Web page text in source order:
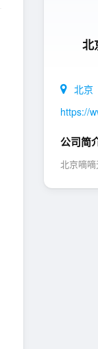
北
北京
https://
公司简
北京嘀